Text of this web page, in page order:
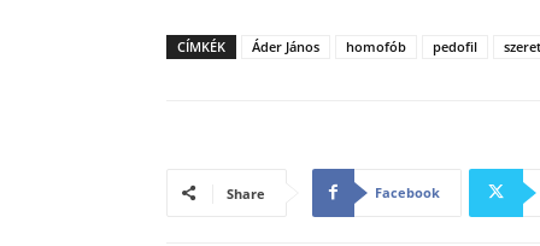
CÍMKÉK Áder János homofób pedofil
Share Facebook